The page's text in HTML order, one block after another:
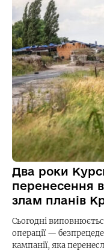
Два роки
перенесення
злам планів
Сьогодні
операції —
кампанії, яка